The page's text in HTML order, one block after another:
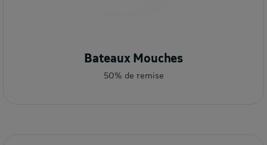
Bateaux Mouches
50% de remise